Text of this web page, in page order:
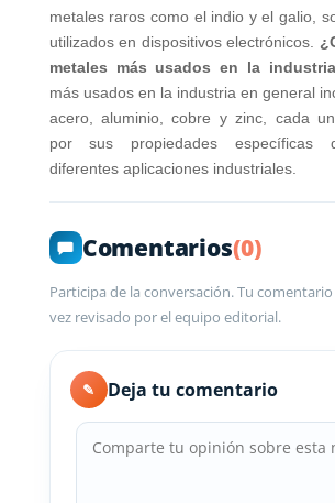
metales raros como el indio y el galio,
utilizados en dispositivos electrónicos.
metales más usados en la
más usados en la industria en general
acero, aluminio, cobre y zinc, cada
por sus propiedades específicas
diferentes aplicaciones industriales.
Comentarios(0)
Participa de la conversación. Tu
vez revisado por el equipo editorial.
✎ Deja tu comentario